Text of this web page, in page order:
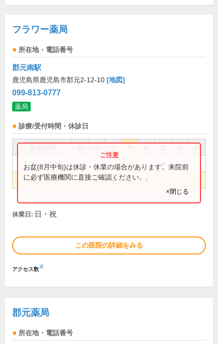
フラワー薬局
所在地・電話番号
郡元南駅
鹿児島県鹿児島市郡元2-12-10 [地図]
099-813-0777
薬局
診療/受付時間・休診日
祝
8:30～17:00
8:30～19:00 ● ● ● ●
お盆(8月中旬)は休診・休業の場合があります。来院前
に必ず医療機関に直接ご確認ください。
×閉じる
休業日: 日・祝
この医院の詳細をみる
アクセス数※
郡元薬局
所在地・電話番号